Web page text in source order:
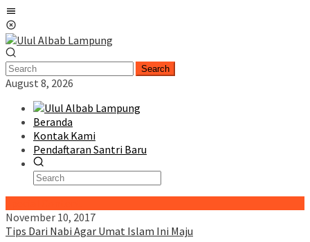
Skip
to
content
Search
August 8, 2026
Beranda
Kontak Kami
Pendaftaran Santri Baru
November 10, 2017
Tips Dari Nabi Agar Umat Islam Ini Maju